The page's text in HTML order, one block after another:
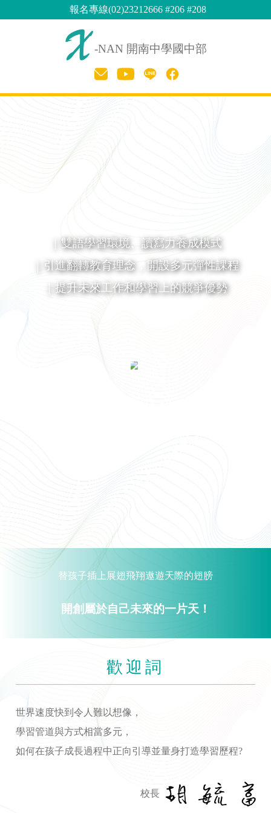
報名專線(02)23212666 #206 #208
-NAN 開南中學國中部
｜雙語學習環境、讀寫力養成模式
｜引進翻轉教育理念，開設多元彈性課程
｜提升未來工作和學習上的競爭優勢
替孩子插上展翅飛翔遨遊天際的翅膀
開創屬於自己未來的一片天！
歡迎詞
世界速度快到令人難以想像，
學習管道與方式相當多元，
如何在孩子成長過程中正向引導並量身打造學習歷程?
校長